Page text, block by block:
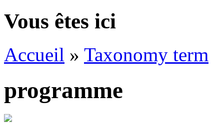
Vous êtes ici
Accueil » Taxonomy term
programme